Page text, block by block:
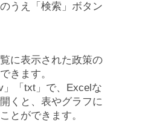
うえ「検索」ボタン
に表示された政策の
きます。
「txt」で、Excelな
くと、表やグラフに
とができます。